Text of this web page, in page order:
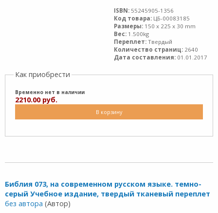
ISBN: 55245905-1356
Код товара: ЦБ-00083185
Размеры: 150 x 225 x 30 mm
Вес: 1.500kg
Переплет: Твердый
Количество страниц: 2640
Дата составления: 01.01.2017
Как приобрести
Временно нет в наличии
2210.00 руб.
В корзину
Библия 073, на современном русском языке. темно-
серый Учебное издание, твердый тканевый переплет
без автора (Автор)